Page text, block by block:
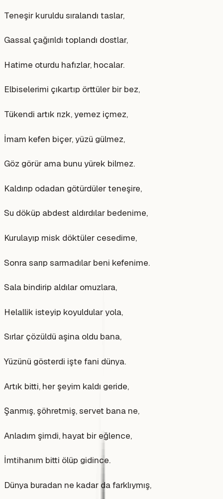
Teneşir kuruldu sıralandı taslar,
Gassal çağırıldı toplandı dostlar,
Hatime oturdu hafızlar, hocalar.
Elbiselerimi çıkartıp örttüler bir bez,
Tükendi artık rızk, yemez içmez,
İmam kefen biçer, yüzü gülmez,
Göz görür ama bunu yürek bilmez.
Kaldırıp odadan götürdüler teneşire,
Su döküp abdest aldırdılar bedenime,
Kurulayıp misk döktüler cesedime,
Sonra sarıp sarmadılar beni kefenime.
Sala bindirip aldılar omuzlara,
Helallik isteyip koyuldular yola,
Sırlar çözüldü aşina oldu bana,
Yüzünü gösterdi işte fani dünya.
Artık bitti, her şeyim kaldı geride,
Şanmış, şöhretmiş, servet bana ne,
Anladım şimdi, hayat bir eğlence,
İmtihanım bitti ölüp gidince.
Dünya buradan ne kadar da farklıymış,